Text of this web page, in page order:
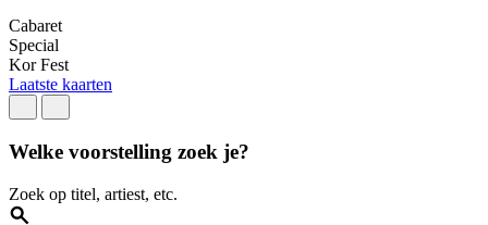
Cabaret
Special
Kor Fest
Laatste kaarten
Welke voorstelling zoek je?
Zoek op titel, artiest, etc.